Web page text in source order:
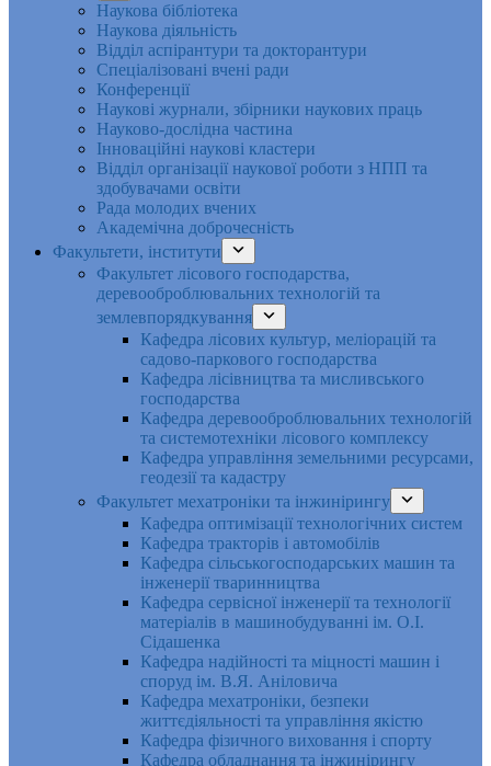
Наукова бібліотека
Наукова діяльність
Відділ аспірантури та докторантури
Спеціалізовані вчені ради
Конференції
Наукові журнали, збірники наукових праць
Науково-дослідна частина
Інноваційні наукові кластери
Відділ організації наукової роботи з НПП та
здобувачами освіти
Рада молодих вчених
Академічна доброчесність
Факультети, інститути
Факультет лісового господарства,
деревооброблювальних технологій та
землевпорядкування
Кафедра лісових культур, меліорацій та
садово-паркового господарства
Кафедра лісівництва та мисливського
господарства
Кафедра деревооброблювальних технологій
та системотехніки лісового комплексу
Кафедра управління земельними ресурсами,
геодезії та кадастру
Факультет мехатроніки та інжинірингу
Кафедра оптимізації технологічних систем
Кафедра тракторів і автомобілів
Кафедра сільськогосподарських машин та
інженерії тваринництва
Кафедра cервісної інженерії та технології
матеріалів в машинобудуванні ім. О.І.
Сідашенка
Кафедра надійності та міцності машин і
споруд ім. В.Я. Аніловича
Кафедра мехатроніки, безпеки
життєдіяльності та управління якістю
Кафедра фізичного виховання і спорту
Кафедра обладнання та інжинірингу